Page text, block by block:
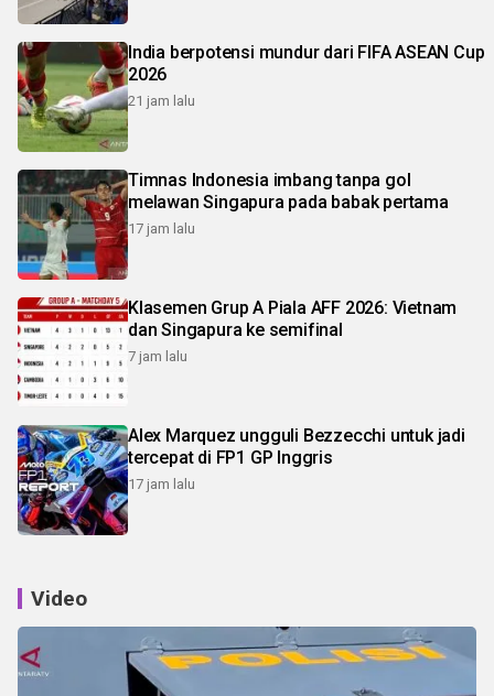
India berpotensi mundur dari FIFA ASEAN Cup
2026
21 jam lalu
Timnas Indonesia imbang tanpa gol
melawan Singapura pada babak pertama
17 jam lalu
Klasemen Grup A Piala AFF 2026: Vietnam
dan Singapura ke semifinal
7 jam lalu
Alex Marquez ungguli Bezzecchi untuk jadi
tercepat di FP1 GP Inggris
17 jam lalu
Video